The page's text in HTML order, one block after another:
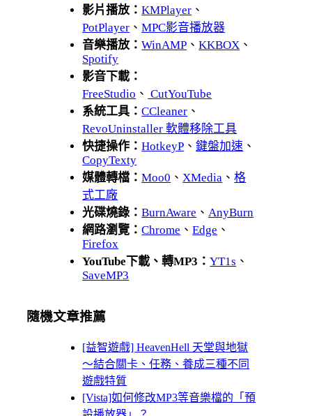
影片播放：KMPlayer 、
PotPlayer 、MPC影音播放器
音樂播放：WinAMP 、KKBOX 、
Spotify
影音下載：
FreeStudio 、 CutYouTube
系統工具：CCleaner 、
RevoUninstaller 軟體移除工具
快捷操作：HotkeyP 、鍵盤加速 、
CopyTexty
媒體轉檔：Moo0 、 XMedia 、格
式工廠
光碟燒錄：BurnAware 、 AnyBurn
網路瀏覽：Chrome 、Edge 、
Firefox
YouTube下載、轉MP3：YT1s 、
SaveMP3
隨機文章推薦
[益智遊戲] HeavenHell 天堂與地獄
～結合關卡、任務、養成三種不同
遊戲特質
[Vista]如何修改MP3等音樂檔的「預